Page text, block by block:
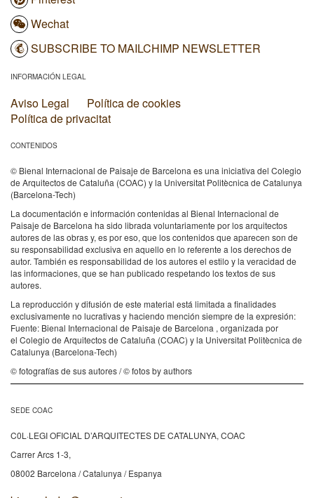
Wechat
SUBSCRIBE TO MAILCHIMP NEWSLETTER
INFORMACIÓN LEGAL
Aviso Legal
Política de cookies
Política de privacitat
CONTENIDOS
© Bienal Internacional de Paisaje de Barcelona es una iniciativa del Colegio
de Arquitectos de Cataluña (COAC) y la Universitat Politècnica de Catalunya
(Barcelona-Tech)
La documentación e información contenidas al Bienal Internacional de
Paisaje de Barcelona ha sido librada voluntariamente por los arquitectos
autores de las obras y, es por eso, que los contenidos que aparecen son de
su responsabilidad exclusiva en aquello en lo referente a los derechos de
autor. También es responsabilidad de los autores el estilo y la veracidad de
las informaciones, que se han publicado respetando los textos de sus
autores.
La reproducción y difusión de este material está limitada a finalidades
exclusivamente no lucrativas y haciendo mención siempre de la expresión:
Fuente: Bienal Internacional de Paisaje de Barcelona , organizada por
el Colegio de Arquitectos de Cataluña (COAC) y la Universitat Politècnica de
Catalunya (Barcelona-Tech)
© fotografías de sus autores / © fotos by authors
SEDE COAC
C0L·LEGI OFICIAL D’ARQUITECTES DE CATALUNYA, COAC
Carrer Arcs 1-3,
08002 Barcelona / Catalunya / Espanya